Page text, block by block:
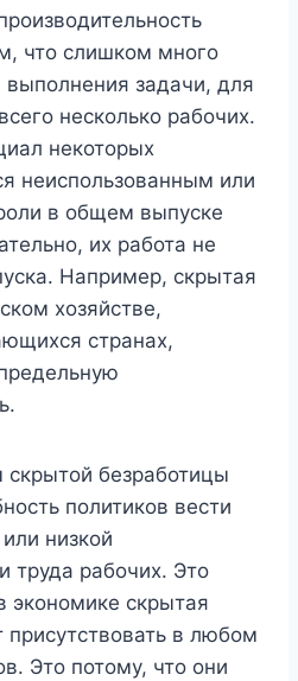
что слишком много
выполнения задачи, для
несколько рабочих.
некоторых
неиспользованным или
в общем выпуске
их работа не
Например, скрытая
хозяйстве,
странах,
безработицы
политиков вести
низкой
труда рабочих. Это
экономике скрытая
в любом
Это потому, что они